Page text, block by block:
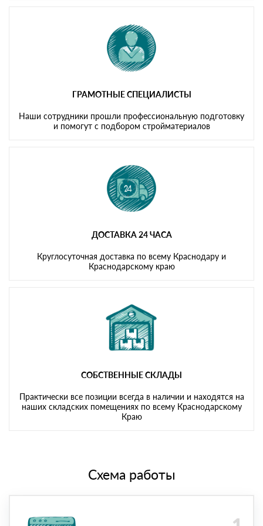
ГРАМОТНЫЕ СПЕЦИАЛИСТЫ
Наши сотрудники прошли профессиональную подготовку
и помогут с подбором стройматериалов
ДОСТАВКА 24 ЧАСА
Круглосуточная доставка по всему Краснодару и
Краснодарскому краю
СОБСТВЕННЫЕ СКЛАДЫ
Практически все позиции всегда в наличии и находятся на
наших складских помещениях по всему Краснодарскому
Краю
Схема работы